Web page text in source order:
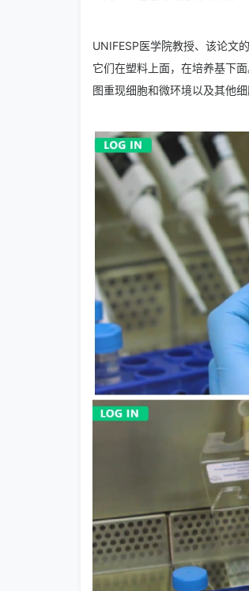
UNIFESP医学院教授、该论文
它们在塑料上面，在培养基下
图重现细胞和微环境以及其他